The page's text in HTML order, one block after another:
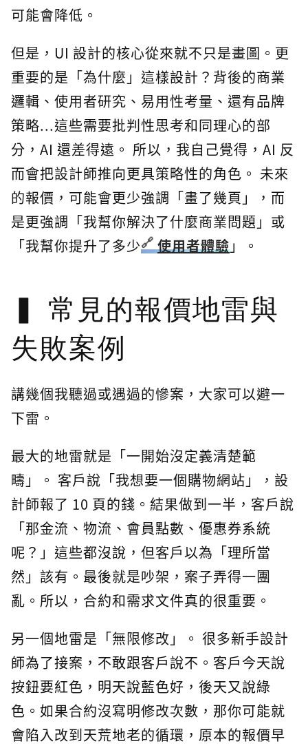
可能會降低。
但是，UI 設計的核心從來就不只是畫圖。更
重要的是「為什麼」這樣設計？背後的商業
邏輯、使用者研究、易用性考量、還有品牌
策略...這些需要批判性思考和同理心的部
分，AI 還差得遠。 所以，我自己覺得，AI 反
而會把設計師推向更具策略性的角色。 未來
的報價，可能會更少強調「畫了幾頁」，而
是更強調「我幫你解決了什麼商業問題」或
「我幫你提升了多少
使用者體驗」。
常見的報價地雷與
失敗案例
講幾個我聽過或遇過的慘案，大家可以避一
下雷。
最大的地雷就是「一開始沒定義清楚範
疇」。 客戶說「我想要一個購物網站」，設
計師報了 10 頁的錢。結果做到一半，客戶說
「那金流、物流、會員點數、優惠券系統
呢？」這些都沒說，但客戶以為「理所當
然」該有。最後就是吵架，案子弄得一團
亂。所以，合約和需求文件真的很重要。
另一個地雷是「無限修改」。 很多新手設計
師為了接案，不敢跟客戶說不。客戶今天說
按鈕要紅色，明天說藍色好，後天又說綠
色。如果合約沒寫明修改次數，那你可能就
會陷入改到天荒地老的循環，原本的報價早